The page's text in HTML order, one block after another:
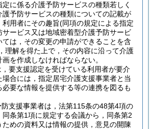
に係る介護予防サービスの種類若しく
護予防サービスの種類についての記載が
用者にその趣旨(同項の規定による指定
サービス又は地域密着型介護予防サービ
ては，その変更の申請ができることを含
理解を得た上で，その内容に沿って介護
を作成しなければならない。
要支援認定を受けている利用者が要介
合には，指定居宅介護支援事業者と当
要な情報を提供する等の連携を図るも
支援事業者は，法第115条の48第4項の
同条第1項に規定する会議から，同条第2
ための資料又は情報の提供，意見の開陳